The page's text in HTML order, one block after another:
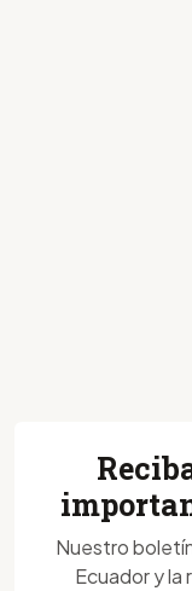
Nuestro
Ecuador y la